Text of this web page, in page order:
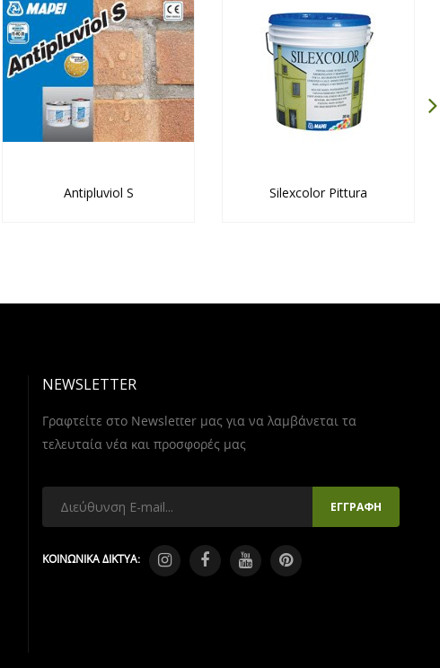
Antipluviol S Silexcolor Pittura
NEWSLETTER
Γραφτείτε στο Newsletter μας για να λαμβάνεται τα
τελευταία νέα και προσφορές μας
ΚΟΙΝΩΝΙΚΑ ΔΙΚΤΥΑ: